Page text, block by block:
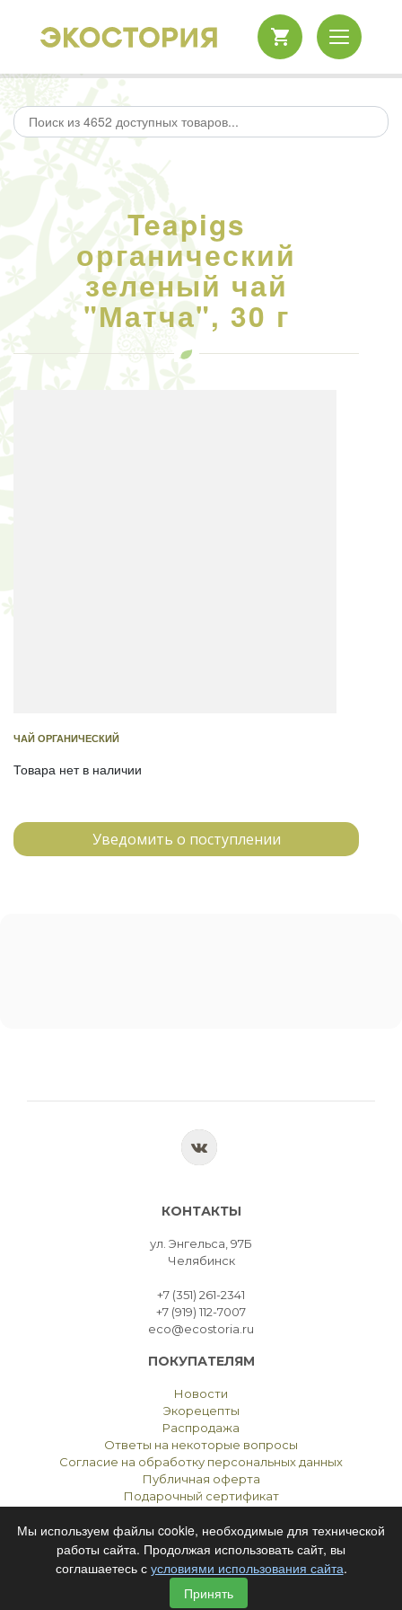
Teapigs
органический
зеленый чай
"Матча", 30 г
ЧАЙ ОРГАНИЧЕСКИЙ
Товара нет в наличии
Уведомить о поступлении
КОНТАКТЫ
ул. Энгельса, 97Б
Челябинск
+7 (351) 261-2341
+7 (919) 112-7007
eco@ecostoria.ru
ПОКУПАТЕЛЯМ
Новости
Экорецепты
Распродажа
Ответы на некоторые вопросы
Согласие на обработку персональных данных
Публичная оферта
Подарочный сертификат
ЭКОСТОРИЯЧЕЛЯБИНСК © 2021
Мы используем файлы cookie, необходимые для технической
работы сайта. Продолжая использовать сайт, вы
соглашаетесь с условиями использования сайта.
Принять